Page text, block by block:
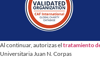
Al continuar, autorizas el tratamiento
Universitaria Juan N. Corpas